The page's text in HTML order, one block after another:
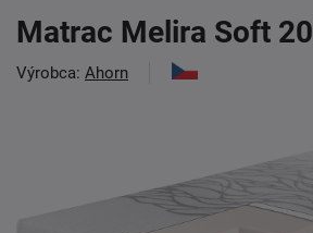
Matrac Melira Soft 20
Výrobca: Ahorn